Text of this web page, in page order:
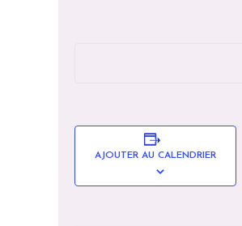
AJOUTER AU CALENDRIER